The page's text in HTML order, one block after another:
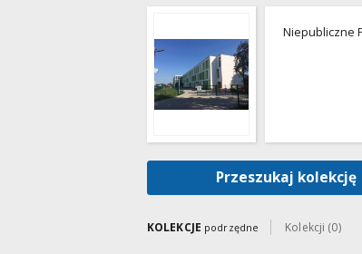
Niepubliczne
Przeszukaj kolekcję
KOLEKCJE podrzędne Kolekcji (0)